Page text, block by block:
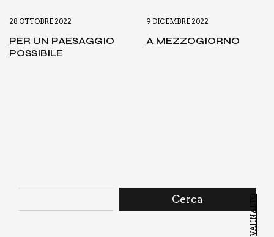
28 OTTOBRE 2022
PER UN PAE­SAG­GIO
POS­SI­BI­LE
9 DICEMBRE 2022
A MEZ­ZO­GIOR­NO
Cerca VAI IN ALTO